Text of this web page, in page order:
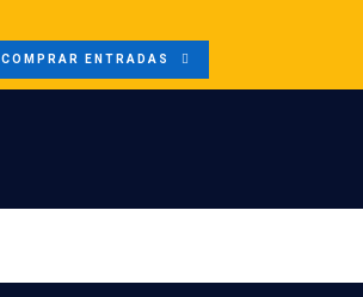
COMPRAR ENTRADAS